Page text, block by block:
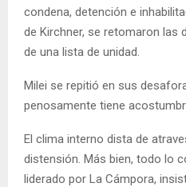
condena, detención e
de Kirchner, se retomaron las
de una lista de unidad.
Milei se repitió en sus
penosamente tiene
El clima interno dista de
distensión. Más bien, todo lo
liderado por La Cámpora,